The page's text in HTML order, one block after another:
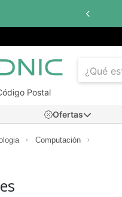
Postal
Ofertas
Computación